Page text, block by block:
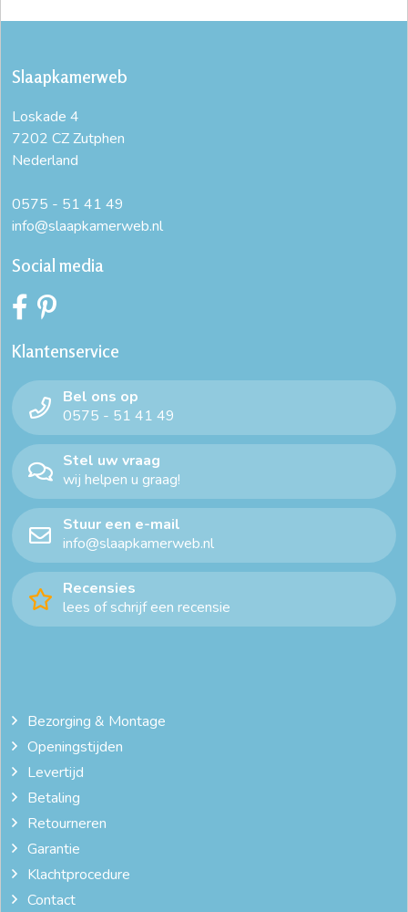
Slaapkamerweb
Loskade 4
7202 CZ Zutphen
Nederland
0575 - 51 41 49
info@slaapkamerweb.nl
Social media
Klantenservice
Bel ons op
0575 - 51 41 49
Stel uw vraag
wij helpen u graag!
Stuur een e-mail
info@slaapkamerweb.nl
Recensies
lees of schrijf een recensie
Bezorging & Montage
Openingstijden
Levertijd
Betaling
Retourneren
Garantie
Klachtprocedure
Contact